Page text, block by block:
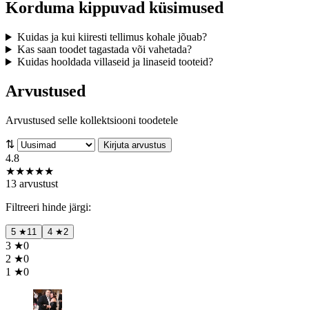
Korduma kippuvad küsimused
Kuidas ja kui kiiresti tellimus kohale jõuab?
Kas saan toodet tagastada või vahetada?
Kuidas hooldada villaseid ja linaseid tooteid?
Arvustused
Arvustused selle kollektsiooni toodetele
⇅ Kirjuta arvustus
4.8
★★★★★
13 arvustust
Filtreeri hinde järgi:
5 ★11 4 ★2
3 ★0
2 ★0
1 ★0